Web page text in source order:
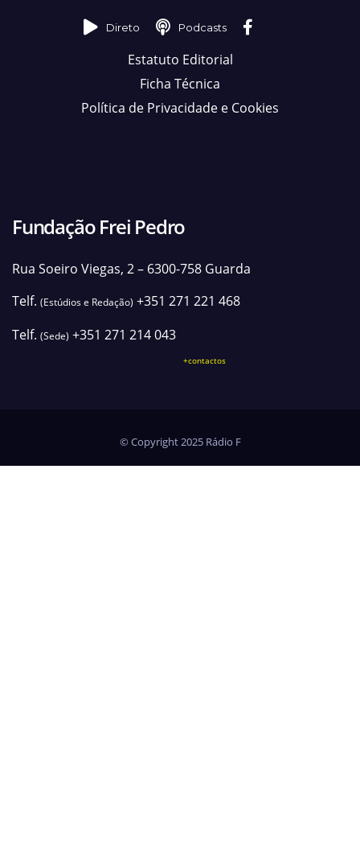
Direto Podcasts
Estatuto Editorial
Ficha Técnica
Política de Privacidade e Cookies
Fundação Frei Pedro
Rua Soeiro Viegas, 2 – 6300-758 Guarda
Telf. (Estúdios e Redação) +351 271 221 468
Telf. (Sede) +351 271 214 043
+contactos
© Copyright 2025 Rádio F